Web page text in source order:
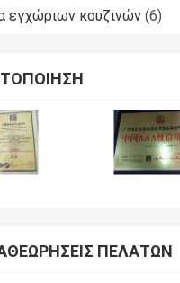
εγχώριων κουζινών (6)
ΠΕΛΑΤΏΝ